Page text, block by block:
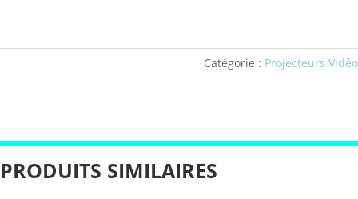
Catégorie : Projecteurs Vidéo
PRODUITS SIMILAIRES